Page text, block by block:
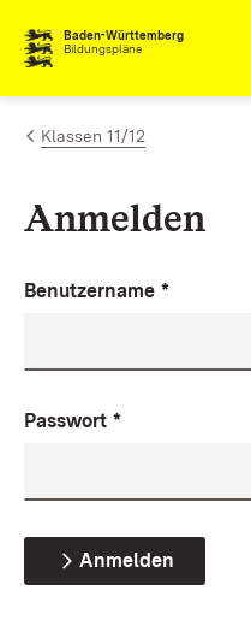
Zum Inhalt springen
Baden-Württemberg
Bildungspläne
Klassen 11/12
Anmelden
Benutzername *
Passwort *
Anmelden